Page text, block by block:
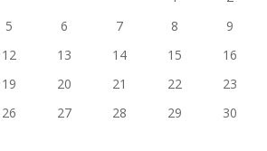
5 6 7 8
9
12 13 14 15
16
19 20 21 22
23
26 27 28 29
30